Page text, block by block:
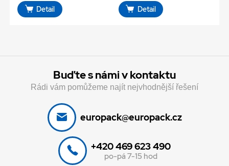
Detail Detail
Buďte s námi v kontaktu
Rádi vám pomůžeme najít nejvhodnější řešení
europack@europack.cz
+420 469 623 490
po-pá 7-15 hod